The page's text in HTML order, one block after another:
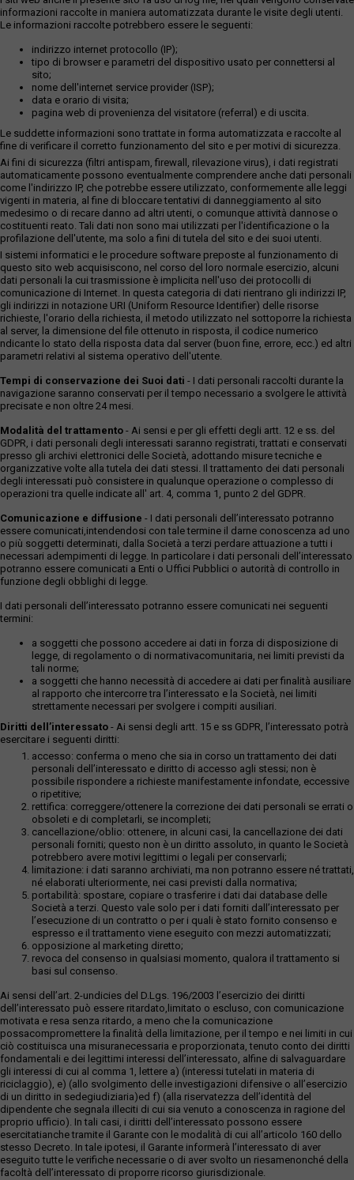
informazioni raccolte in maniera automatizzata durante le visite degli utenti.
Le informazioni raccolte potrebbero essere le seguenti:
indirizzo internet protocollo (IP);
tipo di browser e parametri del dispositivo usato per connettersi al
sito;
nome dell'internet service provider (ISP);
data e orario di visita;
pagina web di provenienza del visitatore (referral) e di uscita.
Le suddette informazioni sono trattate in forma automatizzata e raccolte al
fine di verificare il corretto funzionamento del sito e per motivi di sicurezza.
Ai fini di sicurezza (filtri antispam, firewall, rilevazione virus), i dati registrati
automaticamente possono eventualmente comprendere anche dati personali
come l'indirizzo IP, che potrebbe essere utilizzato, conformemente alle leggi
vigenti in materia, al fine di bloccare tentativi di danneggiamento al sito
medesimo o di recare danno ad altri utenti, o comunque attività dannose o
costituenti reato. Tali dati non sono mai utilizzati per l'identificazione o la
profilazione dell'utente, ma solo a fini di tutela del sito e dei suoi utenti.
I sistemi informatici e le procedure software preposte al funzionamento di
questo sito web acquisiscono, nel corso del loro normale esercizio, alcuni
dati personali la cui trasmissione è implicita nell'uso dei protocolli di
comunicazione di Internet. In questa categoria di dati rientrano gli indirizzi IP,
gli indirizzi in notazione URI (Uniform Resource Identifier) delle risorse
richieste, l'orario della richiesta, il metodo utilizzato nel sottoporre la richiesta
al server, la dimensione del file ottenuto in risposta, il codice numerico
ndicante lo stato della risposta data dal server (buon fine, errore, ecc.) ed altri
parametri relativi al sistema operativo dell'utente.
Tempi di conservazione dei Suoi dati - I dati personali raccolti durante la
navigazione saranno conservati per il tempo necessario a svolgere le attività
precisate e non oltre 24 mesi.
Modalità del trattamento - Ai sensi e per gli effetti degli artt. 12 e ss. del
GDPR, i dati personali degli interessati saranno registrati, trattati e conservati
presso gli archivi elettronici delle Società, adottando misure tecniche e
organizzative volte alla tutela dei dati stessi. Il trattamento dei dati personali
degli interessati può consistere in qualunque operazione o complesso di
operazioni tra quelle indicate all' art. 4, comma 1, punto 2 del GDPR.
Comunicazione e diffusione - I dati personali dell’interessato potranno
essere comunicati,intendendosi con tale termine il darne conoscenza ad uno
o più soggetti determinati, dalla Società a terzi perdare attuazione a tutti i
necessari adempimenti di legge. In particolare i dati personali dell’interessato
potranno essere comunicati a Enti o Uffici Pubblici o autorità di controllo in
funzione degli obblighi di legge.
I dati personali dell’interessato potranno essere comunicati nei seguenti
termini:
a soggetti che possono accedere ai dati in forza di disposizione di
legge, di regolamento o di normativacomunitaria, nei limiti previsti da
tali norme;
a soggetti che hanno necessità di accedere ai dati per finalità ausiliare
al rapporto che intercorre tra l’interessato e la Società, nei limiti
strettamente necessari per svolgere i compiti ausiliari.
Diritti dell’interessato - Ai sensi degli artt. 15 e ss GDPR, l’interessato potrà
esercitare i seguenti diritti:
accesso: conferma o meno che sia in corso un trattamento dei dati
personali dell’interessato e diritto di accesso agli stessi; non è
possibile rispondere a richieste manifestamente infondate, eccessive
o ripetitive;
rettifica: correggere/ottenere la correzione dei dati personali se errati o
obsoleti e di completarli, se incompleti;
cancellazione/oblio: ottenere, in alcuni casi, la cancellazione dei dati
personali forniti; questo non è un diritto assoluto, in quanto le Società
potrebbero avere motivi legittimi o legali per conservarli;
limitazione: i dati saranno archiviati, ma non potranno essere né trattati,
né elaborati ulteriormente, nei casi previsti dalla normativa;
portabilità: spostare, copiare o trasferire i dati dai database delle
Società a terzi. Questo vale solo per i dati forniti dall’interessato per
l’esecuzione di un contratto o per i quali è stato fornito consenso e
espresso e il trattamento viene eseguito con mezzi automatizzati;
opposizione al marketing diretto;
revoca del consenso in qualsiasi momento, qualora il trattamento si
basi sul consenso.
Ai sensi dell’art. 2-undicies del D.Lgs. 196/2003 l’esercizio dei diritti
dell’interessato può essere ritardato,limitato o escluso, con comunicazione
motivata e resa senza ritardo, a meno che la comunicazione
possacompromettere la finalità della limitazione, per il tempo e nei limiti in cui
ciò costituisca una misuranecessaria e proporzionata, tenuto conto dei diritti
fondamentali e dei legittimi interessi dell’interessato, alfine di salvaguardare
gli interessi di cui al comma 1, lettere a) (interessi tutelati in materia di
riciclaggio), e) (allo svolgimento delle investigazioni difensive o all’esercizio
di un diritto in sedegiudiziaria)ed f) (alla riservatezza dell’identità del
dipendente che segnala illeciti di cui sia venuto a conoscenza in ragione del
proprio ufficio). In tali casi, i diritti dell’interessato possono essere
esercitatianche tramite il Garante con le modalità di cui all’articolo 160 dello
stesso Decreto. In tale ipotesi, il Garante informerà l’interessato di aver
eseguito tutte le verifiche necessarie o di aver svolto un riesamenonché della
facoltà dell’interessato di proporre ricorso giurisdizionale.